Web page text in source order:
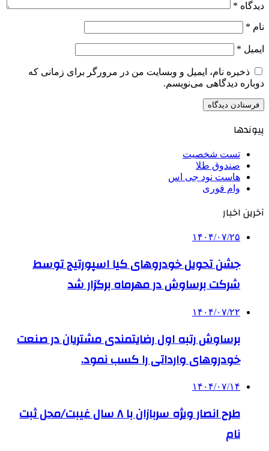
دیدگاه *
نام *
ایمیل *
ذخیره نام، ایمیل و وبسایت من در مرورگر برای زمانی که
دوباره دیدگاهی می‌نویسم.
پیوندها
تست شخصیت
صندوق طلا
هاست نود جی اس
وام فوری
آخرین اخبار
۱۴۰۴/۰۷/۲۵
جشن تحویل خودروهای کیا اسپورتیج توسط
شرکت برساوش در مهرماه برگزار شد
۱۴۰۴/۰۷/۲۲
برساوش رتبه اول رضایتمندی مشتریان در صنعت
خودروهای وارداتی را کسب نمود.
۱۴۰۴/۰۷/۱۴
طرح انصار ویژه سربازان با ۸ سال غیبت/محل ثبت
نام